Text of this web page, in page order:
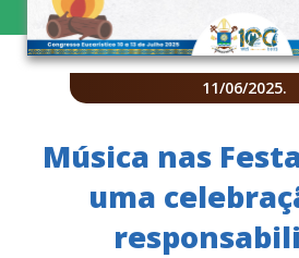
11/06/2025.
Música nas
uma